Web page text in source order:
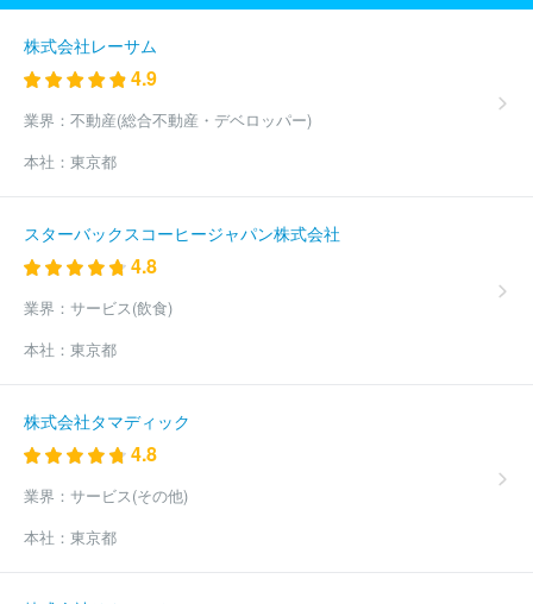
株式会社レーサム
4.9
業界： 不動産(総合不動産・デベロッパー)
本社： 東京都
スターバックスコーヒージャパン株式会社
4.8
業界： サービス(飲食)
本社： 東京都
株式会社タマディック
4.8
業界： サービス(その他)
本社： 東京都